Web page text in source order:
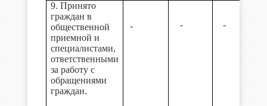
9. Принято
граждан в
общественной
приемной и
специалистами,
ответственными
за работу с
обращениями
граждан.
- - -